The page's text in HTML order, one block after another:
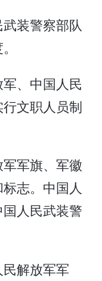
装警察部队
、中国人民
文职人员制
军旗、军徽
志。中国人
人民武装警
解放军军